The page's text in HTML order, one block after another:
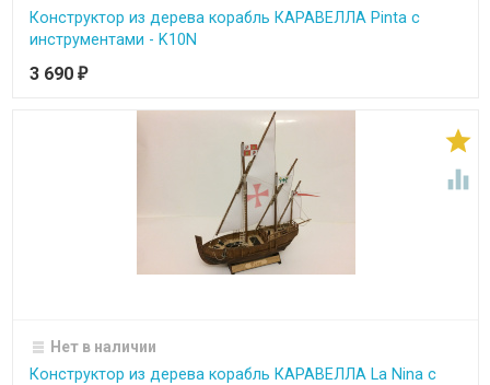
Конструктор из дерева корабль КАРАВЕЛЛА Pinta с
инструментами - K10N
3 690 ₽


Нет в наличии
Конструктор из дерева корабль КАРАВЕЛЛА La Nina с